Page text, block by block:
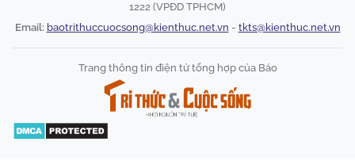
1222 (VPĐD TPHCM)
Email: baotrithuccuocsong@kienthuc.net.vn - tkts@kienthuc.net.vn
Trang thông tin điện tử tổng hợp của Báo